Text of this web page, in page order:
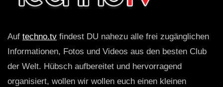
Auf techno.tv findest DU nahezu alle frei zugänglichen
Informationen, Fotos und Videos aus den besten Club
der Welt. Hübsch aufbereitet und hervorragend
organisiert, wollen wir wollen euch einen kleinen